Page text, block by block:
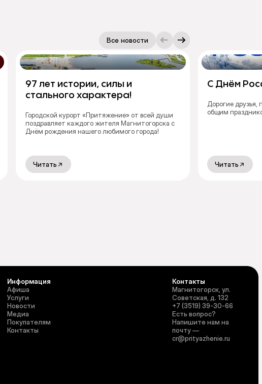
Все новости
97 лет истории, силы и
стального характера!
Городской курорт «Притяжение» от всей души
поздравляет каждого жителя Магнитогорска с
Днём рождения нашего любимого города!
Читать
С Днём
Дорогие
общим
Читать
Информация
Афиша
Услуги
Новости
Медиа
Покупателям
Контакты
Контакты
Магнитогорск, ул.
Советская, д. 132
+7 (3519) 39-30-66
Есть вопрос?
Напишите нам на
почту —
cr@prityazhenie.ru